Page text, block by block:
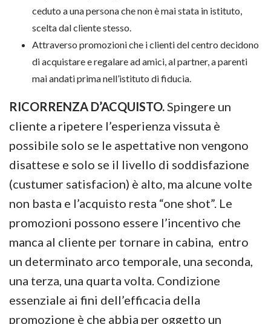
ceduto a una persona che non è mai stata in istituto,
scelta dal cliente stesso.
Attraverso promozioni che i clienti del centro decidono
di acquistare e regalare ad amici, al partner, a parenti
mai andati prima nell’istituto di fiducia.
RICORRENZA D’ACQUISTO.Spingere un
cliente a ripetere l’esperienza vissuta è
possibile solo se le aspettative non vengono
disattese e solo se il livello di soddisfazione
(custumer satisfacion) è alto, ma alcune volte
non basta e l’acquisto resta “one shot”. Le
promozioni possono essere l’incentivo che
manca al cliente per tornare in cabina, entro
un determinato arco temporale, una seconda,
una terza, una quarta volta. Condizione
essenziale ai fini dell’efficacia della
promozione è che abbia per oggetto un